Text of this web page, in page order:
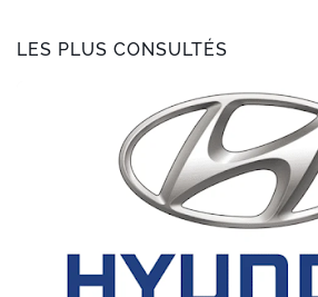
LES PLUS CONSULTÉS